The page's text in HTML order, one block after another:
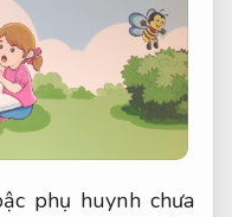
phụ huynh chưa